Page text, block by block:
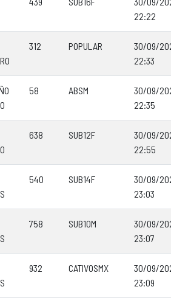
22:22
312 POPULAR
30/09/
22:33
58 ABSM
30/09/
22:35
638 SUB12F
30/09/
22:55
540 SUB14F
30/09/
23:03
758 SUB10M
30/09/
23:07
932 CATIVOSMX
30/09/
23:09